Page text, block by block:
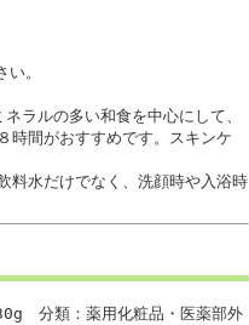
。
ラルの多い和食を中心にして、
時間がおすすめです。スキンケ
料水だけでなく、洗顔時や入浴時
分類：薬用化粧品・医薬部外